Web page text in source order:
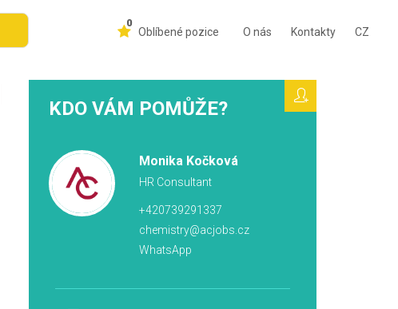
0
Oblíbené pozice O nás Kontakty CZ
KDO VÁM POMŮŽE?
Monika Kočková
HR Consultant
+420739291337
chemistry@acjobs.cz
WhatsApp